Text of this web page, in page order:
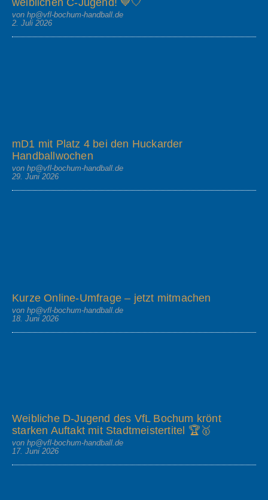
von hp@vfl-bochum-handball.de
2. Juli 2026
mD1 mit Platz 4 bei den Huckarder
Handballwochen
von hp@vfl-bochum-handball.de
29. Juni 2026
Kurze Online-Umfrage – jetzt mitmachen
von hp@vfl-bochum-handball.de
18. Juni 2026
Weibliche D-Jugend des VfL Bochum krönt
starken Auftakt mit Stadtmeistertitel 🏆🥇
von hp@vfl-bochum-handball.de
17. Juni 2026